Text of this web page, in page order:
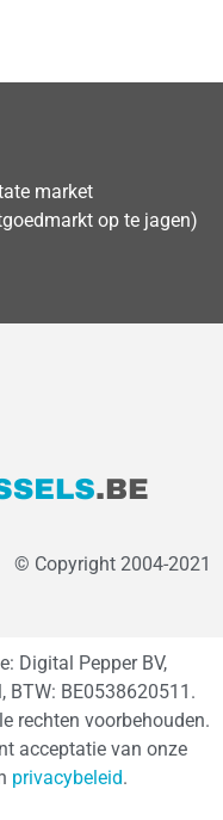
market
op te jagen)
© Copyright 2004-2021
Digital Pepper BV,
BTW: BE0538620511.
rechten voorbehouden.
acceptatie van onze
privacybeleid.